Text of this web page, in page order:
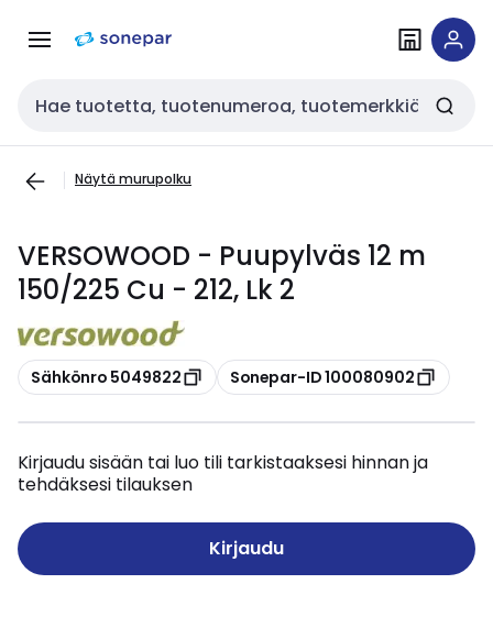
navigointiinsisältöön
Haku
Näytä murupolku
VERSOWOOD - Puupylväs 12 m
150/225 Cu - 212, Lk 2
Kopioi
Sähkönro 5049822 Kopioi
Sonepar-ID 100080902
Kirjaudu sisään tai luo tili tarkistaaksesi hinnan ja
tehdäksesi tilauksen
Kirjaudu